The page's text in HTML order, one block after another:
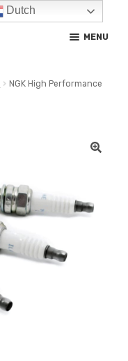
MENU
NGK High Performance
Dutch